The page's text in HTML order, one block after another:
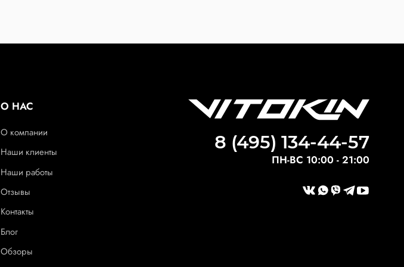
О НАС
О компании
Наши клиенты
Наши работы
Отзывы
Контакты
Блог
Обзоры
8 (495) 134-44-57
ПН-ВС 10:00 - 21:00